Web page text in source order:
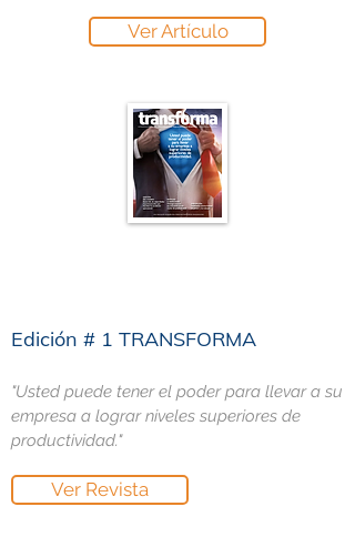
Ver Artículo
Edición # 1 TRANSFORMA​
"Usted puede tener el poder para llevar a su
empresa a lograr niveles superiores de
productividad."
Ver Revista